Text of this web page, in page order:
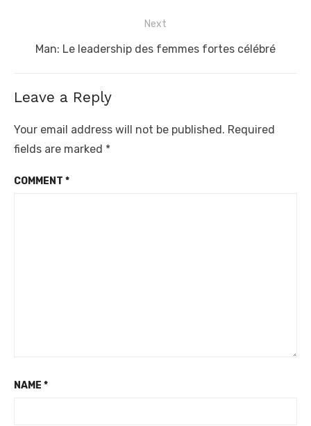
Next
Next
Man: Le leadership des femmes fortes célébré
Leave a Reply
Your email address will not be published. Required
fields are marked *
COMMENT *
NAME *